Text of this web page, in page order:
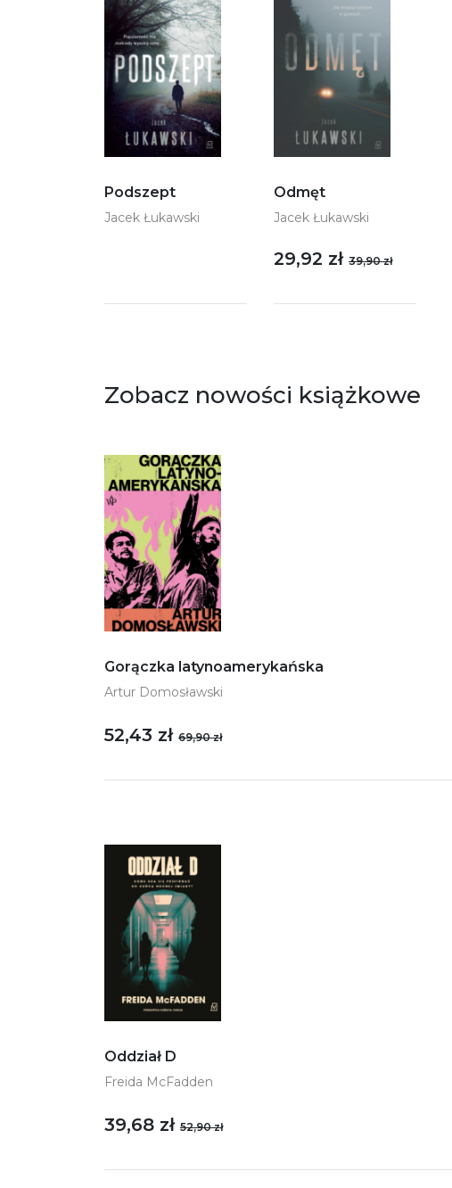
Podszept
Jacek Łukawski
Odmęt
Jacek Łukawski
29,92 zł 39,90 zł
Zobacz nowości książkowe
Gorączka latynoamerykańska
Artur Domosławski
52,43 zł 69,90 zł
Oddział D
Freida McFadden
39,68 zł 52,90 zł